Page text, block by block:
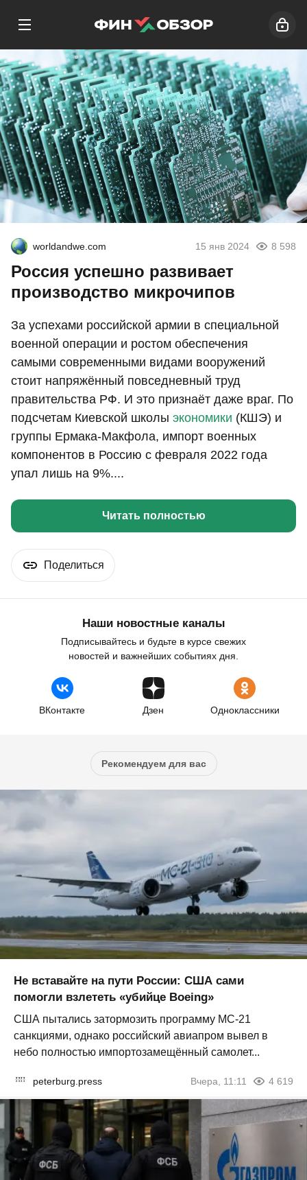
worldandwe.com 15 янв 2024 8 598
Россия успешно развивает
производство микрочипов
За успехами российской армии в специальной
военной операции и ростом обеспечения
самыми современными видами вооружений
стоит напряжённый повседневный труд
правительства РФ. И это признаёт даже враг. По
подсчетам Киевской школы экономики (КШЭ) и
группы Ермака-Макфола, импорт военных
компонентов в Россию с февраля 2022 года
упал лишь на 9%....
Читать полностью
Поделиться
Наши новостные каналы
Подписывайтесь и будьте в курсе свежих
новостей и важнейших событиях дня.
ВКонтакте Дзен Одноклассники
Рекомендуем для вас
Не вставайте на пути России: США сами
помогли взлететь «убийце Boeing»
США пытались затормозить программу МС-21
санкциями, однако российский авиапром вывел в
небо полностью импортозамещённый самолет...
peterburg.press Вчера, 11:11 4 619